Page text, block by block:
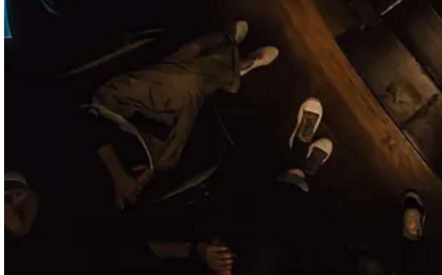
Asadar, daca esti un pasionat al documentarelor despre natura sau doar un curios al stiintei, aceasta serie iti va placea cu siguranta .
Cred ca fiecare dintre noi isi doreste sa imbatraneasca lent si sa-si pastreze creierul in forma pana la finalul vietii. Si daca mai aveai
cheia! Cercetarile recente ne arata ca activitatea fizica nu doar ca imbunatateste starea de spirit si functia cognitiva, dar ne si reduce
antrenamente de forta, e bine sa stii ca fiecare forma de miscare aduce beneficii uriase pentru creier si corp.